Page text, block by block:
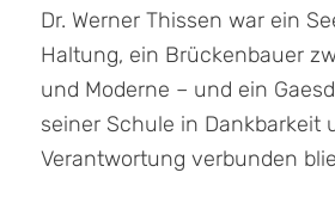
Dr. Werner Thissen war ein
Haltung, ein Brückenbauer
und Moderne – und ein
seiner Schule in Dankbarkeit
Verantwortung verbunden